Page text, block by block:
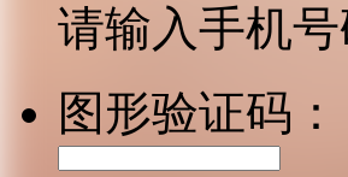
请输入手机
图形验证码：